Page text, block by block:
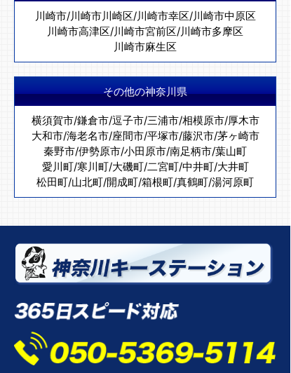
川崎市/川崎市川崎区/川崎市幸区/川崎市中原区
川崎市高津区/川崎市宮前区/川崎市多摩区
川崎市麻生区
その他の神奈川県
横須賀市/鎌倉市/逗子市/三浦市/相模原市/厚木市
大和市/海老名市/座間市/平塚市/藤沢市/茅ヶ崎市
秦野市/伊勢原市/小田原市/南足柄市/葉山町
愛川町/寒川町/大磯町/二宮町/中井町/大井町
松田町/山北町/開成町/箱根町/真鶴町/湯河原町